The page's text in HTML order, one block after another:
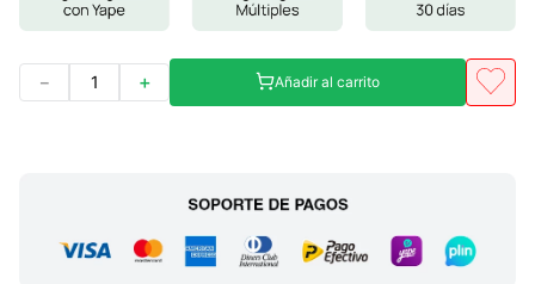
＋
－ Añadir al carrito